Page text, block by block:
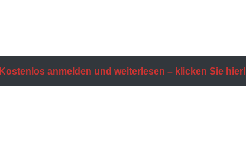
Kostenlos anmelden und weiterlesen – klicken Sie hier!